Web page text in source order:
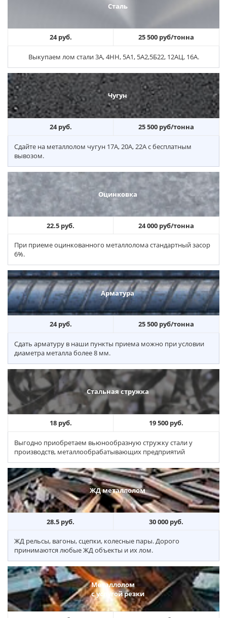
Сталь
24 руб. 25 500 руб/тонна
Выкупаем лом стали 3А, 4НН, 5А1, 5А2,5Б22, 12АЦ, 16А.
Чугун
24 руб. 25 500 руб/тонна
Сдайте на металлолом чугун 17А, 20А, 22А с бесплатным
вывозом.
Оцинковка
22.5 руб. 24 000 руб/тонна
При приеме оцинкованного металлолома стандартный засор
6%.
Арматура
24 руб. 25 500 руб/тонна
Сдать арматуру в наши пункты приема можно при условии
диаметра металла более 8 мм.
Стальная стружка
18 руб. 19 500 руб.
Выгодно приобретаем вьюнообразную стружку стали у
производств, металлообрабатывающих предприятий
ЖД металлолом
28.5 руб. 30 000 руб.
ЖД рельсы, вагоны, сцепки, колесные пары. Дорого
принимаются любые ЖД объекты и их лом.
Металлолом
с услугой резки